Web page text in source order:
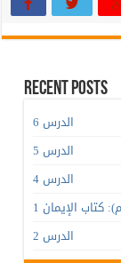
Recent Posts
الدرس 6
الدرس 5
الدرس 4
الدرس 2